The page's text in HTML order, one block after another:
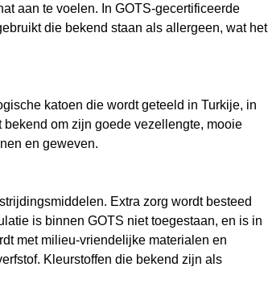
aan te voelen. In GOTS-gecertificeerde
die bekend staan als allergeen, wat het
katoen die wordt geteeld in Turkije, in
om zijn goede vezellengte, mooie
en geweven.
Extra zorg wordt besteed
is binnen GOTS niet toegestaan, en is in
met milieu-vriendelijke materialen en
Kleurstoffen die bekend zijn als